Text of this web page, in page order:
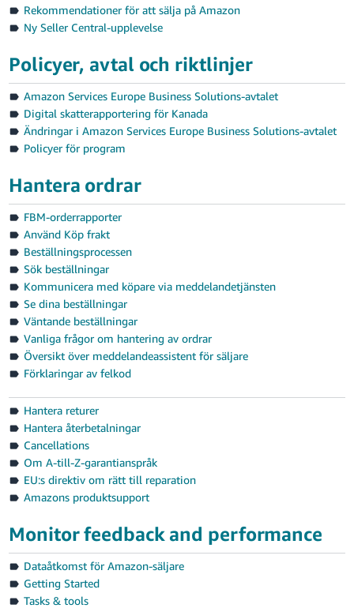
Swedish
Logga
In
Registrera
dig
Rekommendationer för att sälja på Amazon
Ny Seller Central-upplevelse
Policyer, avtal och riktlinjer
Amazon Services Europe Business Solutions-avtalet
Digital skatterapportering för Kanada
Ändringar i Amazon Services Europe Business Solutions-avtalet
Policyer för program
Hantera ordrar
FBM-orderrapporter
Använd Köp frakt
Beställningsprocessen
Sök beställningar
Kommunicera med köpare via meddelandetjänsten
Se dina beställningar
Väntande beställningar
Vanliga frågor om hantering av ordrar
Översikt över meddelandeassistent för säljare
Förklaringar av felkod
Hantera returer
Hantera återbetalningar
Cancellations
Om A-till-Z-garantianspråk
EU:s direktiv om rätt till reparation
Amazons produktsupport
Monitor feedback and performance
Dataåtkomst för Amazon-säljare
Getting Started
Tasks & tools